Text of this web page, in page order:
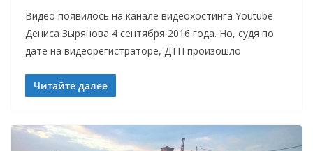
Видео появилось на канале видеохостинга Youtube
Дениса Зырянова 4 сентября 2016 года. Но, судя по
дате на видеорегистраторе, ДТП произошло
Читайте далее